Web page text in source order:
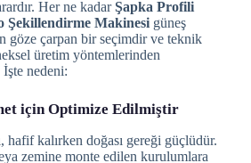
Her ne kadarŞapka Profili
Şekillendirme Makinesigüneş
göze çarpan bir seçimdir ve teknik
üretim yöntemlerinden
İşte nedeni:
için Optimize Edilmiştir
hafif kalırken doğası gereği güçlüdür.
zemine monte edilen kurulumlara